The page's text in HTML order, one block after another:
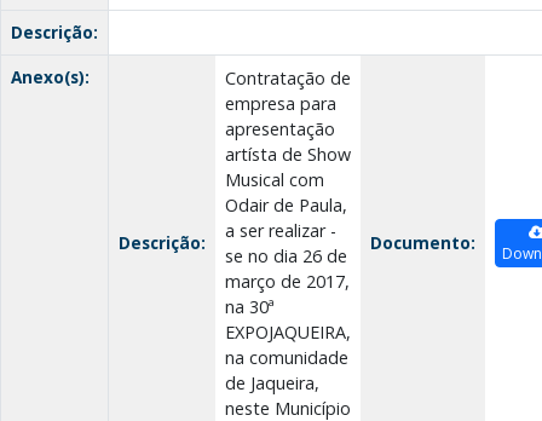
Descrição:
Anexo(s):
Descrição:
Contratação de
empresa para
apresentação
artísta de Show
Musical com
Odair de Paula,
a ser realizar -
se no dia 26 de
março de 2017,
na 30ª
EXPOJAQUEIRA,
na comunidade
de Jaqueira,
neste Município
Documento: